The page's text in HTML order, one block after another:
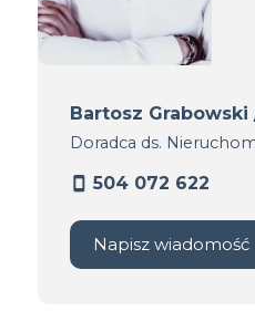
Bartosz
Doradca ds.
504 072 622
Napisz wiadomość